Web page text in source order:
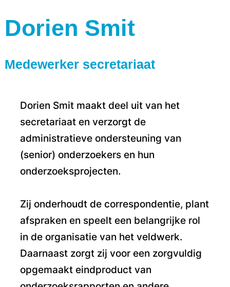
Dorien Smit
Medewerker secretariaat
Dorien Smit maakt deel uit van het
secretariaat en verzorgt de
administratieve ondersteuning van
(senior) onderzoekers en hun
onderzoeksprojecten.
Zij onderhoudt de correspondentie, plant
afspraken en speelt een belangrijke rol
in de organisatie van het veldwerk.
Daarnaast zorgt zij voor een zorgvuldig
opgemaakt eindproduct van